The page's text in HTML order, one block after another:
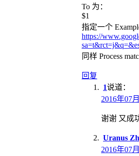
To 为：
$1
指定一个
https://
同样 Process
回复
1说道：
2016年07
谢谢 又成
Uranus
2016年07